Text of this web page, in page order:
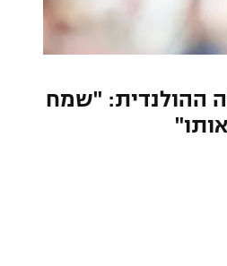
ההולנדית: "שמח